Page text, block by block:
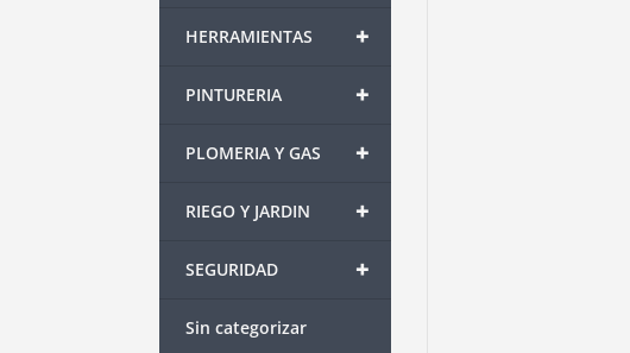
+
HERRAMIENTAS
+
PINTURERIA
+
PLOMERIA Y GAS
+
RIEGO Y JARDIN
+
SEGURIDAD
Sin categorizar